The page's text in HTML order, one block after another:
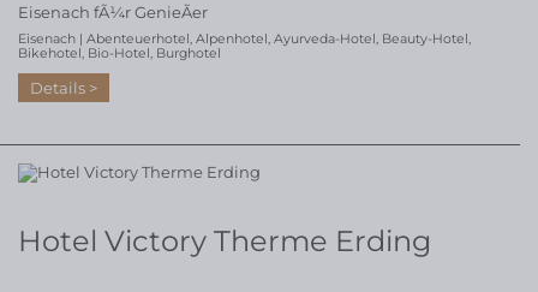
Eisenach fÃ¼r GenieÃer
Eisenach | Abenteuerhotel, Alpenhotel, Ayurveda-Hotel, Beauty-Hotel,
Bikehotel, Bio-Hotel, Burghotel
Details
Hotel Victory Therme Erding